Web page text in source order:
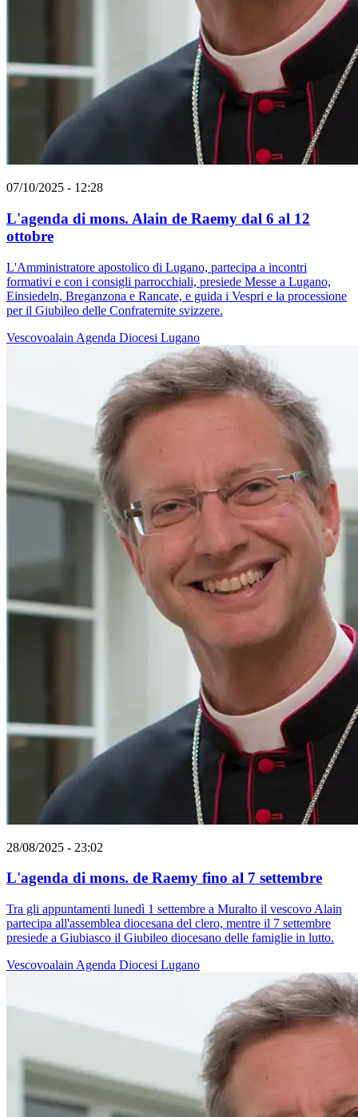
07/10/2025 - 12:28
L'agenda di mons. Alain de Raemy dal 6 al 12
ottobre
L'Amministratore apostolico di Lugano, partecipa a incontri
formativi e con i consigli parrocchiali, presiede Messe a Lugano,
Einsiedeln, Breganzona e Rancate, e guida i Vespri e la processione
per il Giubileo delle Confraternite svizzere.
Vescovoalain Agenda Diocesi Lugano
28/08/2025 - 23:02
L'agenda di mons. de Raemy fino al 7 settembre
Tra gli appuntamenti lunedì 1 settembre a Muralto il vescovo Alain
partecipa all'assemblea diocesana del clero, mentre il 7 settembre
presiede a Giubiasco il Giubileo diocesano delle famiglie in lutto.
Vescovoalain Agenda Diocesi Lugano